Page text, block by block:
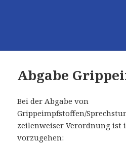
Abgabe
Bei der Abgabe von
Grippeimpfstoffen/
zeilenweiser Verordnung
vorzugehen: